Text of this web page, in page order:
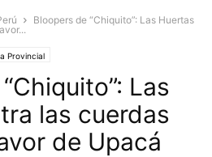
Bloopers de “Chiquito”: Las Huertas
Provincial
Las
las cuerdas
de Upacá